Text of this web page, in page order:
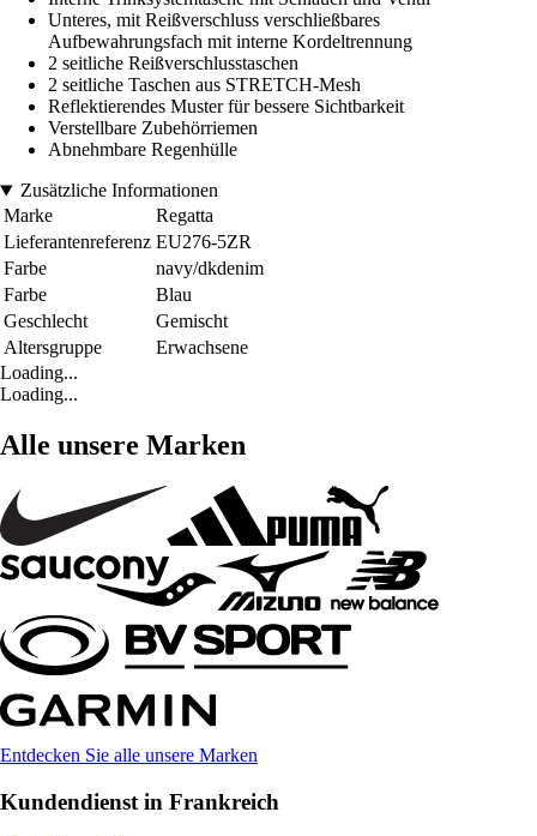
Unteres, mit Reißverschluss verschließbares
Aufbewahrungsfach mit interne Kordeltrennung
2 seitliche Reißverschlusstaschen
2 seitliche Taschen aus STRETCH-Mesh
Reflektierendes Muster für bessere Sichtbarkeit
Verstellbare Zubehörriemen
Abnehmbare Regenhülle
Zusätzliche Informationen
Marke
Regatta
Lieferantenreferenz EU276-5ZR
Farbe
navy/dkdenim
Farbe
Blau
Geschlecht
Gemischt
Altersgruppe
Erwachsene
Loading...
Loading...
Alle unsere Marken
Entdecken Sie alle unsere Marken
Kundendienst in Frankreich